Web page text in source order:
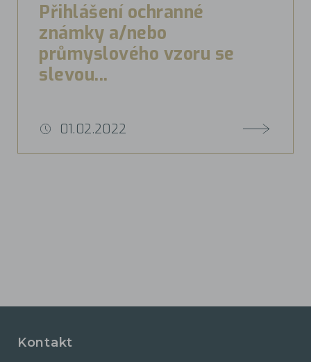
Přihlášení ochranné
známky a/nebo
průmyslového vzoru se
slevou...
01.02.2022
Kontakt